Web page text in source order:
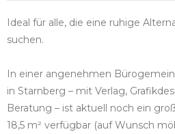
Ideal für alle, die eine ruhige
suchen.
In einer angenehmen
in Starnberg – mit Verlag,
Beratung – ist aktuell noch ein
18,5 m² verfügbar (auf Wunsch